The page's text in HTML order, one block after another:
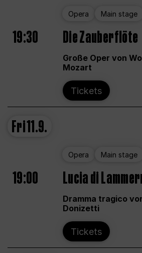
Opera Main stage
19:30 Die Zauberflöte
Große Oper von
Mozart
Tickets
Fri11.9.
Opera Main stage
19:00 Lucia di
Dramma tragico
Donizetti
Tickets